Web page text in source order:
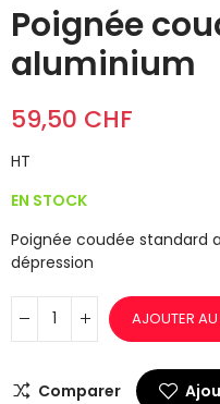
Poignée
aluminium
59,50 CHF
HT
EN STOCK
Poignée coudée standard
dépression
AJOUTER AU
Comparer